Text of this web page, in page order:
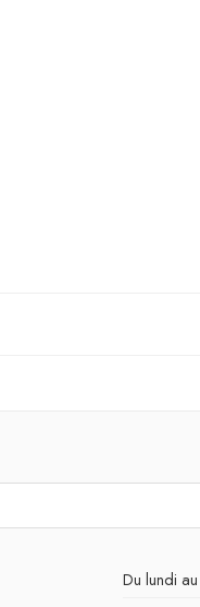
Du lundi